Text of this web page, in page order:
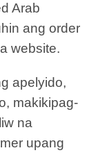
Arab
ang order
website.
apelyido,
makikipag-
na
upang